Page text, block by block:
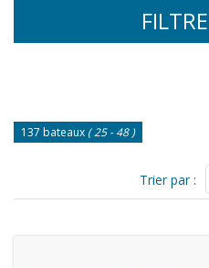
137 bateaux ( 25 - 48 )
Trier par :